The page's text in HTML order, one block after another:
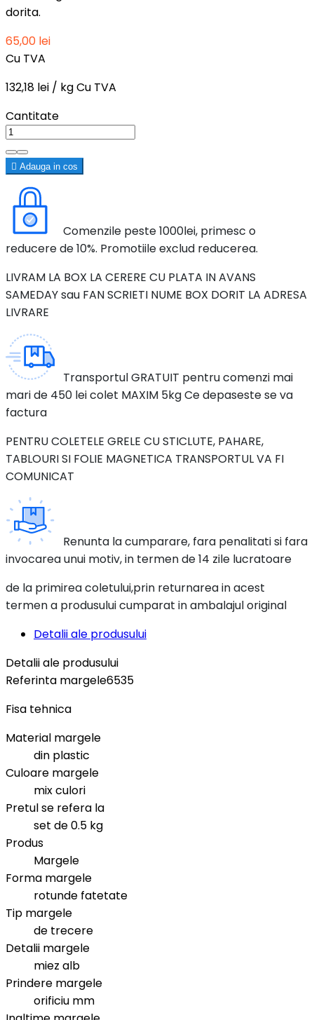
dorita.
65,00 lei
Cu TVA
132,18 lei / kg Cu TVA
Cantitate
 Adauga in cos
Comenzile peste 1000lei, primesc o
reducere de 10%. Promotiile exclud reducerea.
LIVRAM LA BOX LA CERERE CU PLATA IN AVANS
SAMEDAY sau FAN SCRIETI NUME BOX DORIT LA ADRESA
LIVRARE
Transportul GRATUIT pentru comenzi mai
mari de 450 lei colet MAXIM 5kg Ce depaseste se va
factura
PENTRU COLETELE GRELE CU STICLUTE, PAHARE,
TABLOURI SI FOLIE MAGNETICA TRANSPORTUL VA FI
COMUNICAT
Renunta la cumparare, fara penalitati si fara
invocarea unui motiv, in termen de 14 zile lucratoare
de la primirea coletului,prin returnarea in acest
termen a produsului cumparat in ambalajul original
Detalii ale produsului
Detalii ale produsului
Referinta margele6535
Fisa tehnica
Material margele
din plastic
Culoare margele
mix culori
Pretul se refera la
set de 0.5 kg
Produs
Margele
Forma margele
rotunde fatetate
Tip margele
de trecere
Detalii margele
miez alb
Prindere margele
orificiu mm